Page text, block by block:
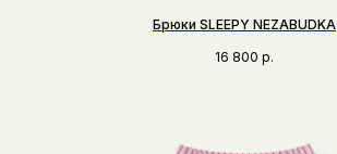
Брюки SLEEPY NEZABUDKA
16 800 р.